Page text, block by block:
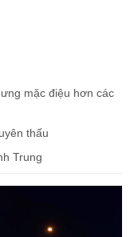
mặc điệu hơn các
thấu
Trung